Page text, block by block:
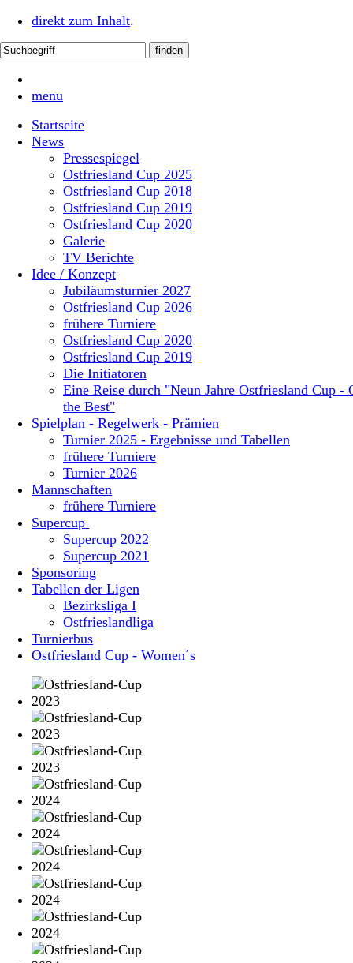
direkt zum Inhalt.
menu
Startseite
News
Pressespiegel
Ostfriesland Cup 2025
Ostfriesland Cup 2018
Ostfriesland Cup 2019
Ostfriesland Cup 2020
Galerie
TV Berichte
Idee / Konzept
Jubiläumsturnier 2027
Ostfriesland Cup 2026
frühere Turniere
Ostfriesland Cup 2020
Ostfriesland Cup 2019
Die Initiatoren
Eine Reise durch "Neun Jahre Ostfriesland Cup -
the Best"
Spielplan - Regelwerk - Prämien
Turnier 2025 - Ergebnisse und Tabellen
frühere Turniere
Turnier 2026
Mannschaften
frühere Turniere
Supercup
Supercup 2022
Supercup 2021
Sponsoring
Tabellen der Ligen
Bezirksliga I
Ostfrieslandliga
Turnierbus
Ostfriesland Cup - Women´s